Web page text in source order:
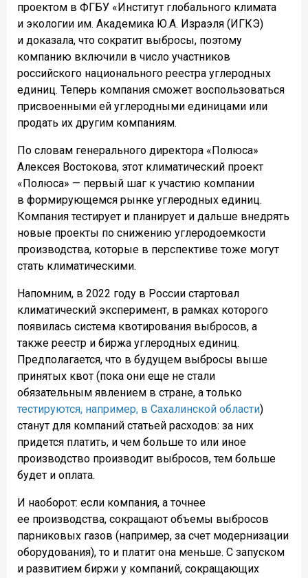
проектом в ФГБУ «Институт глобального климата
и экологии им. Академика Ю.А. Израэля (ИГКЭ)
и доказала, что сократит выбросы, поэтому
компанию включили в число участников
российского национального реестра углеродных
единиц. Теперь компания сможет воспользоваться
присвоенными ей углеродными единицами или
продать их другим компаниям.
По словам генерального директора «Полюса»
Алексея Востокова, этот климатический проект
«Полюса» — первый шаг к участию компании
в формирующемся рынке углеродных единиц.
Компания тестирует и планирует и дальше внедрять
новые проекты по снижению углеродоемкости
производства, которые в перспективе тоже могут
стать климатическими.
Напомним, в 2022 году в России стартовал
климатический эксперимент, в рамках которого
появилась система квотирования выбросов, а
также реестр и биржа углеродных единиц.
Предполагается, что в будущем выбросы выше
принятых квот (пока они еще не стали
обязательным явлением в стране, а только
тестируются, например, в Сахалинской области)
станут для компаний статьей расходов: за них
придется платить, и чем больше то или иное
производство производит выбросов, тем больше
будет и оплата.
И наоборот: если компания, а точнее
ее производства, сокращают объемы выбросов
парниковых газов (например, за счет модернизации
оборудования), то и платит она меньше. С запуском
и развитием биржи у компаний, сокращающих